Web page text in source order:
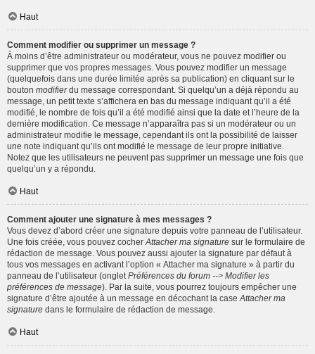
Haut
Comment modifier ou supprimer un message ?
À moins d’être administrateur ou modérateur, vous ne pouvez modifier ou
supprimer que vos propres messages. Vous pouvez modifier un message
(quelquefois dans une durée limitée après sa publication) en cliquant sur le
bouton modifierdu message correspondant. Si quelqu’un a déjà répondu au
message, un petit texte s’affichera en bas du message indiquant qu’il a été
modifié, le nombre de fois qu’il a été modifié ainsi que la date et l’heure de la
dernière modification. Ce message n’apparaîtra pas si un modérateur ou un
administrateur modifie le message, cependant ils ont la possibilité de laisser
une note indiquant qu’ils ont modifié le message de leur propre initiative.
Notez que les utilisateurs ne peuvent pas supprimer un message une fois que
quelqu’un y a répondu.
Haut
Comment ajouter une signature à mes messages ?
Vous devez d’abord créer une signature depuis votre panneau de l’utilisateur.
Une fois créée, vous pouvez cocher Attacher ma signature sur le formulaire de
rédaction de message. Vous pouvez aussi ajouter la signature par défaut à
tous vos messages en activant l’option « Attacher ma signature » à partir du
panneau de l’utilisateur (onglet Préférences du forum --> Modifier les
préférences de message). Par la suite, vous pourrez toujours empêcher une
signature d’être ajoutée à un message en décochant la case Attacher ma
signature dans le formulaire de rédaction de message.
Haut